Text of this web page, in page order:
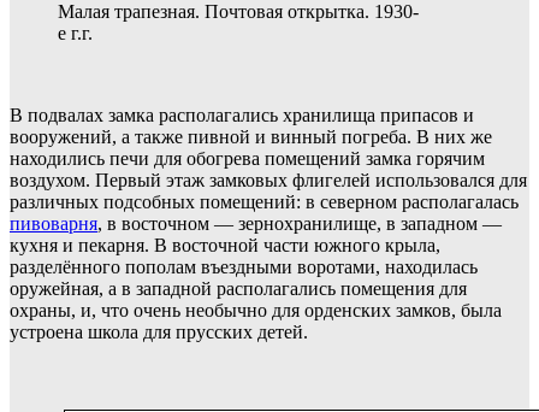
Малая трапезная. Почтовая открытка. 1930-
е г.г.
В подвалах замка располагались хранилища припасов и
вооружений, а также пивной и винный погреба. В них же
находились печи для обогрева помещений замка горячим
воздухом. Первый этаж замковых флигелей использовался для
различных подсобных помещений: в северном располагалась
пивоварня, в восточном — зернохранилище, в западном —
кухня и пекарня. В восточной части южного крыла,
разделённого пополам въездными воротами, находилась
оружейная, а в западной располагались помещения для
охраны, и, что очень необычно для орденских замков, была
устроена школа для прусских детей.